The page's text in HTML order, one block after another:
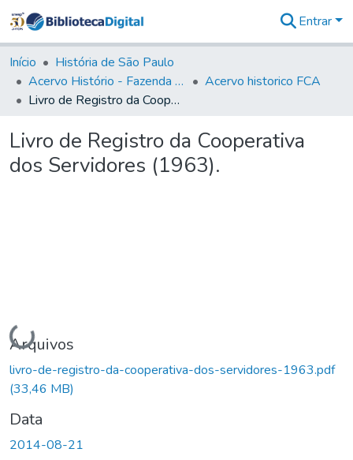
&
Coleções
Tudo na
Biblioteca
Estatísticas
Entrar
Início
História de São Paulo
Acervo Histório - Fazenda Lageado
Acervo historico FCA
Livro de Registro da Cooperativa dos Servidores (1963).
Livro de Registro da Cooperativa
dos Servidores (1963).
Carregando...
Arquivos
livro-de-registro-da-cooperativa-dos-servidores-1963.pdf
(33,46 MB)
Data
2014-08-21